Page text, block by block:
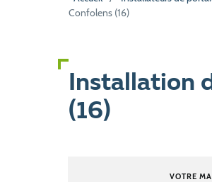
Confolens (16)
Installation
(16)
VOTRE